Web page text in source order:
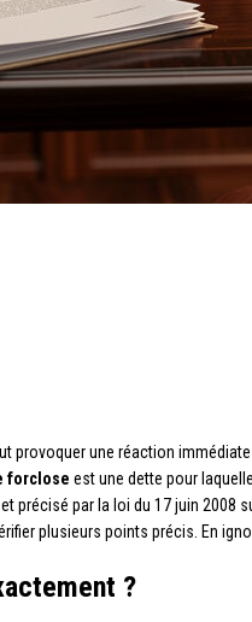
provoquer une réaction
forclose est une dette pour
et précisé par la loi du 17 juin 2008
plusieurs points précis. En
?